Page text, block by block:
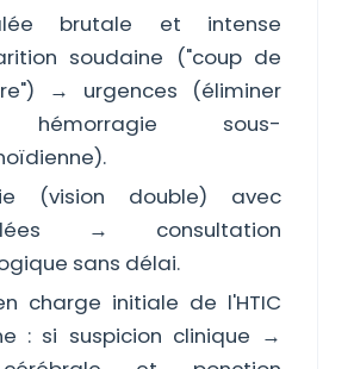
brutale et intense
soudaine ("coup de
→ urgences (éliminer
sous-
(vision double) avec
→ consultation
sans délai.
charge initiale de l'HTIC
: si suspicion clinique →